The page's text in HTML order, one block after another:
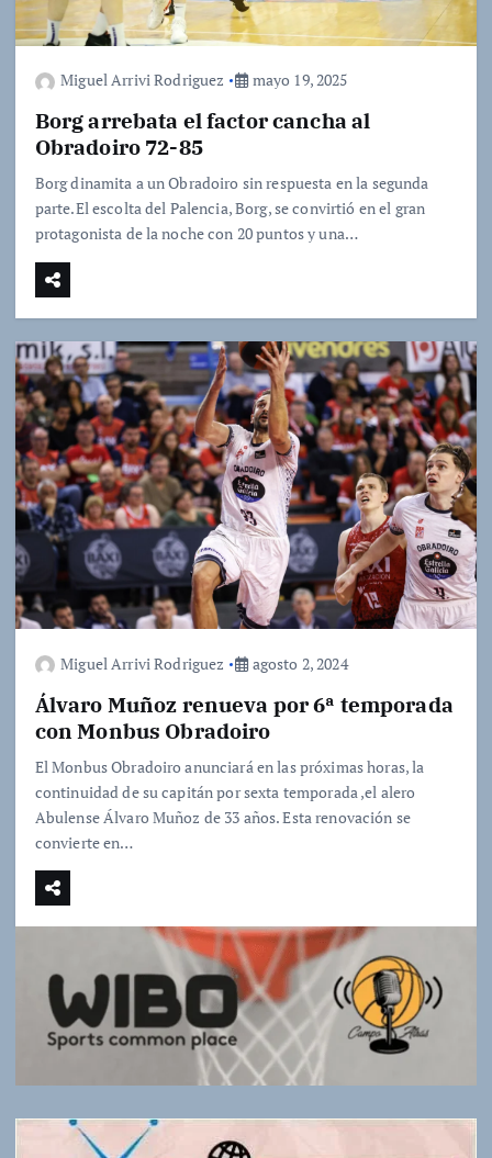
Miguel Arrivi Rodriguez mayo 19, 2025
Borg arrebata el factor cancha al
Obradoiro 72-85
Borg dinamita a un Obradoiro sin respuesta en la segunda
parte.El escolta del Palencia, Borg, se convirtió en el gran
protagonista de la noche con 20 puntos y una…
Miguel Arrivi Rodriguez agosto 2, 2024
Álvaro Muñoz renueva por 6ª temporada
con Monbus Obradoiro
El Monbus Obradoiro anunciará en las próximas horas, la
continuidad de su capitán por sexta temporada ,el alero
Abulense Álvaro Muñoz de 33 años. Esta renovación se
convierte en…